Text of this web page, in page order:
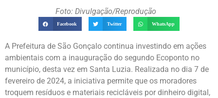
Foto: Divulgação/Reprodução
Facebook Twitter WhatsApp
A Prefeitura de São Gonçalo continua investindo em ações
ambientais com a inauguração do segundo Ecoponto no
município, desta vez em Santa Luzia. Realizada no dia 7 de
fevereiro de 2024, a iniciativa permite que os moradores
troquem resíduos e materiais recicláveis por dinheiro digital,